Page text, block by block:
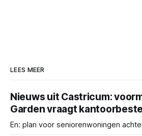
LEES MEER
Nieuws uit Castricum:
Garden vraagt
En: plan voor seniorenwoningen